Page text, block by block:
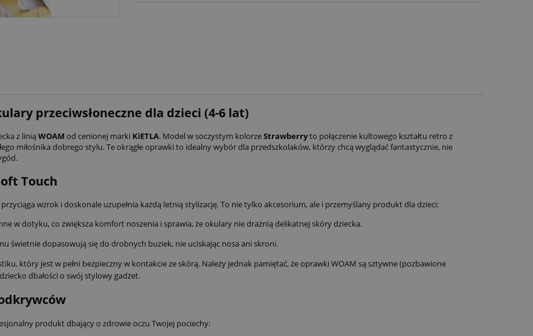
przeciwsłoneczne dla dzieci (4-6 lat)
z linią WOAM od cenionej marki KiETLA. Model w soczystym kolorzeStrawberryto połączenie kultowego kształtu retro z
miłośnika dobrego stylu. Te okrągłe oprawki to idealny wybór dla przedszkolaków, którzy chcą wyglądać fantastycznie, nie
Touch
wzrok i doskonale uzupełnia każdą letnią stylizację. To nie tylko akcesorium, ale i przemyślany produkt dla dzieci:
w dotyku, co zwiększa komfort noszenia i sprawia, że okulary nie drażnią delikatnej skóry dziecka.
świetnie dopasowują się do drobnych buziek, nie uciskając nosa ani skroni.
który jest w pełni bezpieczny w kontakcie ze skórą. Należy jednak pamiętać, że oprawki WOAM są sztywne (pozbawione
dbałości o swój stylowy gadżet.
produkt dbający o zdrowie oczu Twojej pociechy: